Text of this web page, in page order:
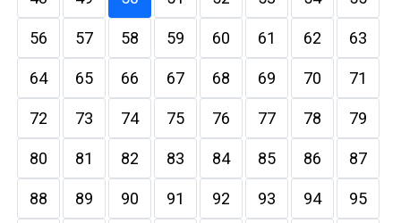
56 57 58 59 60 61 62 63
64 65 66 67 68 69 70 71
72 73 74 75 76 77 78 79
80 81 82 83 84 85 86 87
88 89 90 91 92 93 94 95